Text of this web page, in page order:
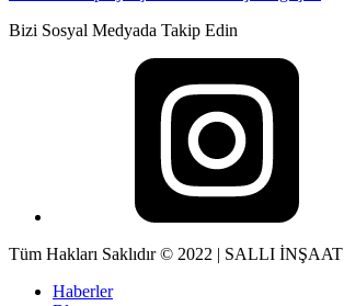
Bizi Sosyal Medyada Takip Edin
Tüm Hakları Saklıdır © 2022 | SALLI İNŞAAT
Haberler